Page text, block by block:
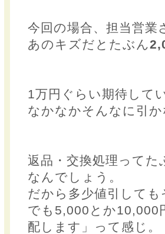
今回の場合、担当営
あのキズだとたぶん
1万円ぐらい期待して
なかなかそんなに引
返品・交換処理って
なんでしょう。
だから多少値引して
でも5,000とか10,000
配します」って感じ。